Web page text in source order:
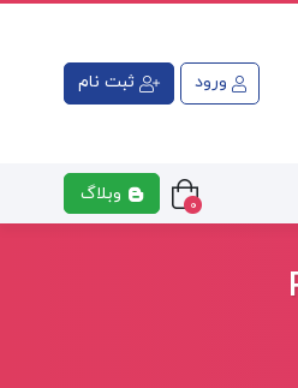
ورود ثبت نام
0 وبلاگ